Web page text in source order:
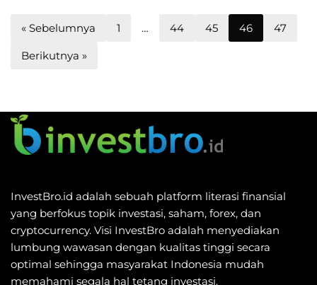
« Sebelumnya 1 … 44 45 46 47
Berikutnya »
InvestBro.id adalah sebuah platform literasi finansial
yang berfokus topik investasi, saham, forex, dan
cryptocurrency. Visi InvestBro adalah menyediakan
lumbung wawasan dengan kualitas tinggi secara
optimal sehingga masyarakat Indonesia mudah
memahami segala hal tetang investasi.